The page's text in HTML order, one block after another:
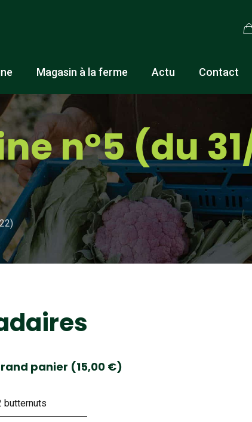
Magasin à la ferme Actu Contact
n°5 (du
panier (15,00 €)
butternuts